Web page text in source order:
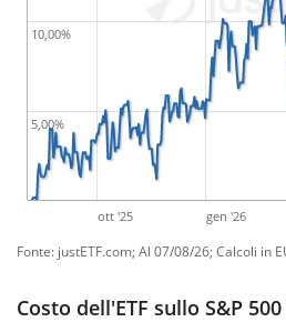
ott '25 gen '26
5,00%
10,00%
Fonte: justETF.com; Al 07/08/26; Calcoli in
Costo dell'ETF sullo S&P